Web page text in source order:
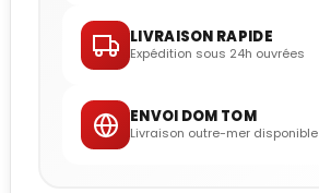
LIVRAISON RAPIDE
Expédition sous 24h ouvrées
ENVOI DOM TOM
Livraison outre-mer disponible